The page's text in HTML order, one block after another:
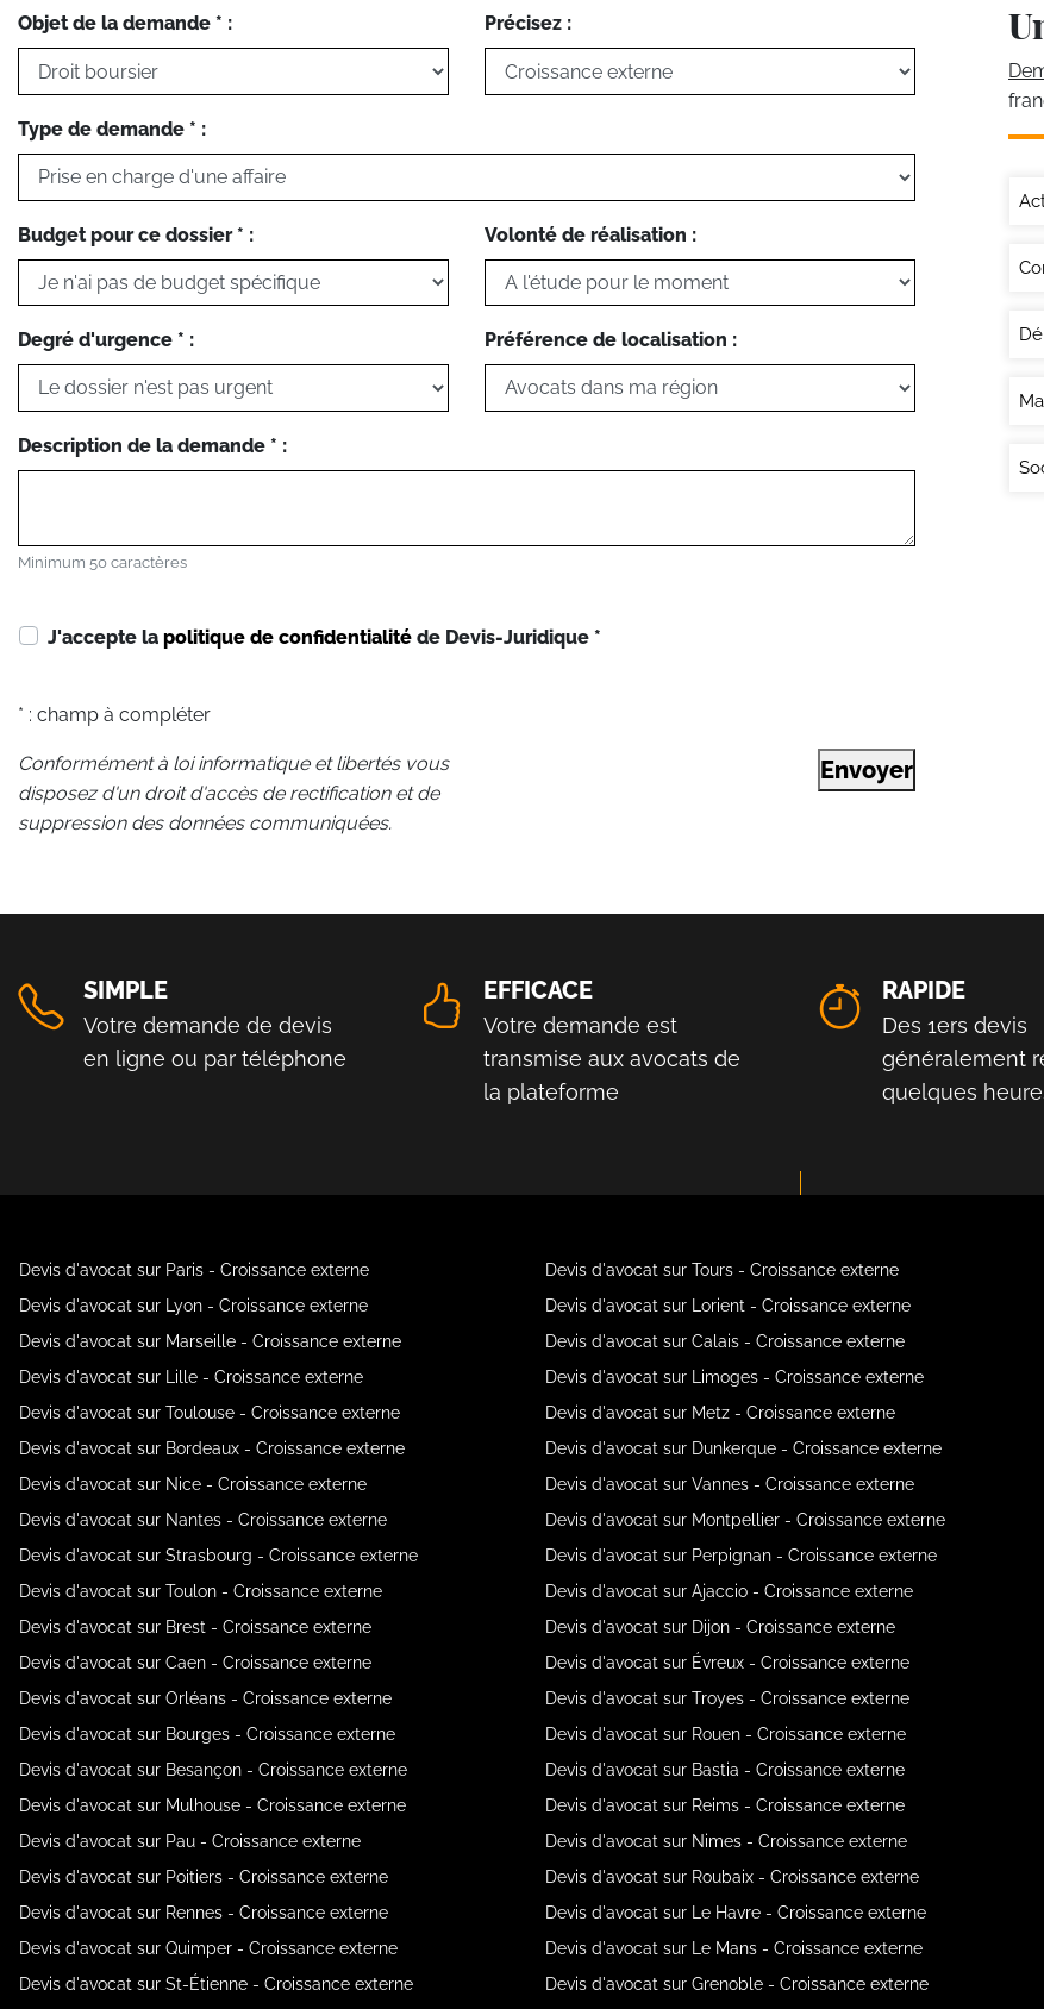
Objet de la demande * : Précisez :
Type de demande * :
Budget pour ce dossier * : Volonté de réalisation :
Degré d'urgence * : Préférence de localisation :
Description de la demande * :
Minimum 50 caractères
J'accepte la politique de confidentialité de Devis-Juridique *
* : champ à compléter
Conformément à loi informatique et libertés vous
disposez d'un droit d'accès de rectification et de
suppression des données communiquées.
Envoyer
SIMPLE
Votre demande de devis
en ligne ou par téléphone
EFFICACE
Votre demande est
transmise aux avocats de
la plateforme
RAPIDE
Des 1ers devis
généralement
quelques
Devis d'avocat sur Paris - Croissance externe
Devis d'avocat sur Lyon - Croissance externe
Devis d'avocat sur Marseille - Croissance externe
Devis d'avocat sur Lille - Croissance externe
Devis d'avocat sur Toulouse - Croissance externe
Devis d'avocat sur Bordeaux - Croissance externe
Devis d'avocat sur Nice - Croissance externe
Devis d'avocat sur Nantes - Croissance externe
Devis d'avocat sur Strasbourg - Croissance externe
Devis d'avocat sur Toulon - Croissance externe
Devis d'avocat sur Brest - Croissance externe
Devis d'avocat sur Caen - Croissance externe
Devis d'avocat sur Orléans - Croissance externe
Devis d'avocat sur Bourges - Croissance externe
Devis d'avocat sur Besançon - Croissance externe
Devis d'avocat sur Mulhouse - Croissance externe
Devis d'avocat sur Pau - Croissance externe
Devis d'avocat sur Poitiers - Croissance externe
Devis d'avocat sur Rennes - Croissance externe
Devis d'avocat sur Quimper - Croissance externe
Devis d'avocat sur St-Étienne - Croissance externe
Devis d'avocat sur Tours - Croissance externe
Devis d'avocat sur Lorient - Croissance externe
Devis d'avocat sur Calais - Croissance externe
Devis d'avocat sur Limoges - Croissance externe
Devis d'avocat sur Metz - Croissance externe
Devis d'avocat sur Dunkerque - Croissance externe
Devis d'avocat sur Vannes - Croissance externe
Devis d'avocat sur Montpellier - Croissance externe
Devis d'avocat sur Perpignan - Croissance externe
Devis d'avocat sur Ajaccio - Croissance externe
Devis d'avocat sur Dijon - Croissance externe
Devis d'avocat sur Évreux - Croissance externe
Devis d'avocat sur Troyes - Croissance externe
Devis d'avocat sur Rouen - Croissance externe
Devis d'avocat sur Bastia - Croissance externe
Devis d'avocat sur Reims - Croissance externe
Devis d'avocat sur Nimes - Croissance externe
Devis d'avocat sur Roubaix - Croissance externe
Devis d'avocat sur Le Havre - Croissance externe
Devis d'avocat sur Le Mans - Croissance externe
Devis d'avocat sur Grenoble - Croissance externe